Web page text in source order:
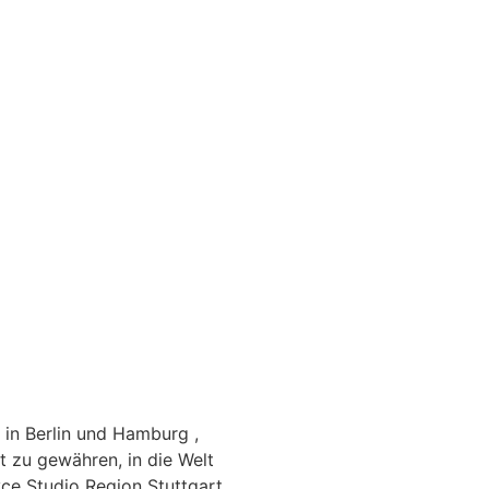
Berlin und Hamburg ,
gewähren, in die Welt